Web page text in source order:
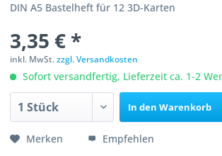
DIN A5 Bastelheft für 12 3D-Karten
3,35 € *
inkl. MwSt.zzgl. Versandkosten
Sofort versandfertig, Lieferzeit ca. 1-2
In den Warenkorb
Merken Empfehlen